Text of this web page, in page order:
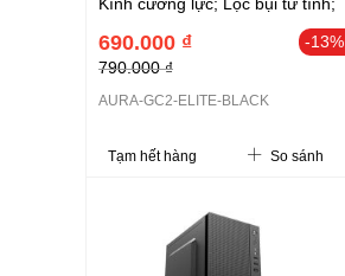
(L395 x W195 x H450mm);
1xUSB 3.0; 2x3.5 + 1x2.5+
2x2.5 (CAAURAGC2ELBLGA)
-13%
690.000 ₫
790.000 ₫
AURA-GC2-ELITE-BLACK
Tạm hết hàng So sánh